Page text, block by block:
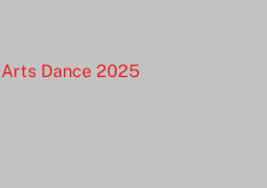
Dance 2025